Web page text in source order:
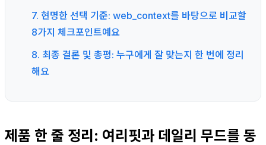
7. 현명한 선택 기준: web_context를 바탕으로 비교할
8가지 체크포인트예요
8. 최종 결론 및 총평: 누구에게 잘 맞는지 한 번에 정리
해요
제품 한 줄 정리: 여리핏과 데일리 무드를 동